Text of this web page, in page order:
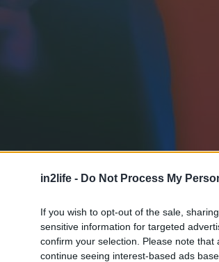
in2life - Do Not Process My
If you wish to opt-out of the sale,
sensitive information for targeted
confirm your selection. Please note
continue seeing interest-based ads